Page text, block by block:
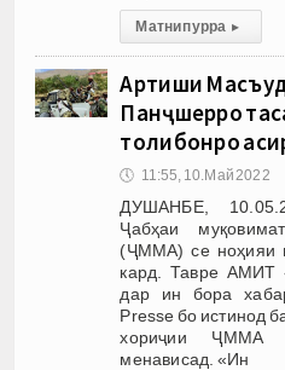
Матни пурра ▸
Артиши
Панҷшерро
толибонро
🕔 11:55, 10.Май 2022
ДУШАНБЕ,
Ҷабҳаи
(ҶММА) се ноҳияи
кард. Тавре АМИТ
дар ин бора
Presse бо истинод
хориҷии ҶММА
менависад. «Ин